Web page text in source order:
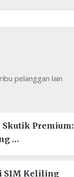
pelanggan lain
Skutik Premium:
…
SIM Keliling